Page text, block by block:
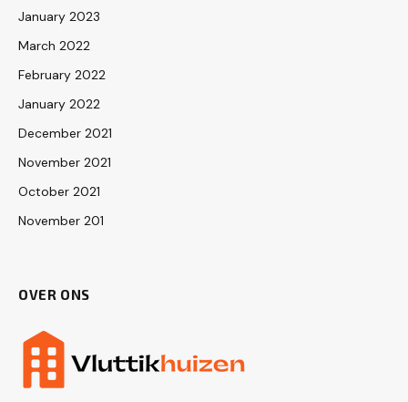
January 2023
March 2022
February 2022
January 2022
December 2021
November 2021
October 2021
November 201
OVER ONS